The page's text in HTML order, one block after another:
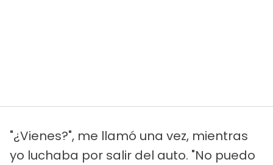
"¿Vienes?", me llamó una vez, mientras
yo luchaba por salir del auto. "No puedo